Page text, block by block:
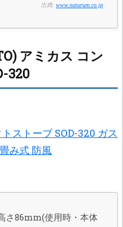
出典: www.naturum.co.jp
アミカス コン
320
ストーブ SOD-320 ガス
み式 防風
さ86mm(使用時・本体